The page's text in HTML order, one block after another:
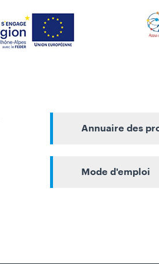
Annuaire des
Mode d'emploi